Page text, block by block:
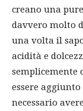
creano una
davvero molto
una volta il
acidità e
semplicemente
essere aggiunto
necessario